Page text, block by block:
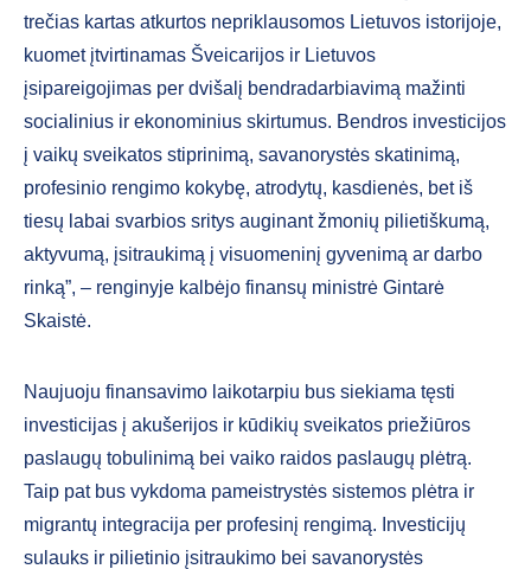
trečias kartas atkurtos nepriklausomos Lietuvos istorijoje,
kuomet įtvirtinamas Šveicarijos ir Lietuvos
įsipareigojimas per dvišalį bendradarbiavimą mažinti
socialinius ir ekonominius skirtumus. Bendros investicijos
į vaikų sveikatos stiprinimą, savanorystės skatinimą,
profesinio rengimo kokybę, atrodytų, kasdienės, bet iš
tiesų labai svarbios sritys auginant žmonių pilietiškumą,
aktyvumą, įsitraukimą į visuomeninį gyvenimą ar darbo
rinką”, – renginyje kalbėjo finansų ministrė Gintarė
Skaistė.
Naujuoju finansavimo laikotarpiu bus siekiama tęsti
investicijas į akušerijos ir kūdikių sveikatos priežiūros
paslaugų tobulinimą bei vaiko raidos paslaugų plėtrą.
Taip pat bus vykdoma pameistrystės sistemos plėtra ir
migrantų integracija per profesinį rengimą. Investicijų
sulauks ir pilietinio įsitraukimo bei savanorystės